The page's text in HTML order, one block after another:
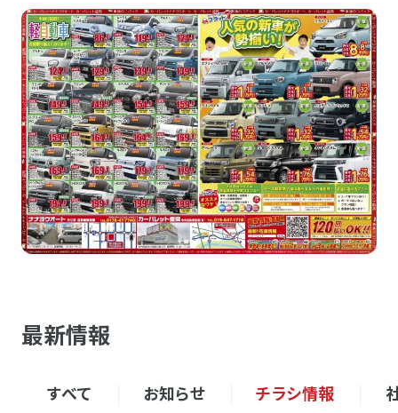
最新情報
すべて お知らせ チラシ情報